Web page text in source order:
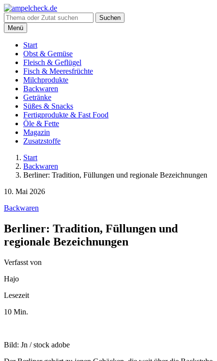
Suche
nach:
Suchen
Menü
Start
Obst & Gemüse
Fleisch & Geflügel
Fisch & Meeresfrüchte
Milchprodukte
Backwaren
Getränke
Süßes & Snacks
Fertigprodukte & Fast Food
Öle & Fette
Magazin
Zusatzstoffe
Start
Backwaren
Berliner: Tradition, Füllungen und regionale Bezeichnungen
10. Mai 2026
Backwaren
Berliner: Tradition, Füllungen und
regionale Bezeichnungen
Verfasst von
Hajo
Lesezeit
10 Min.
Bild: Jn / stock adobe